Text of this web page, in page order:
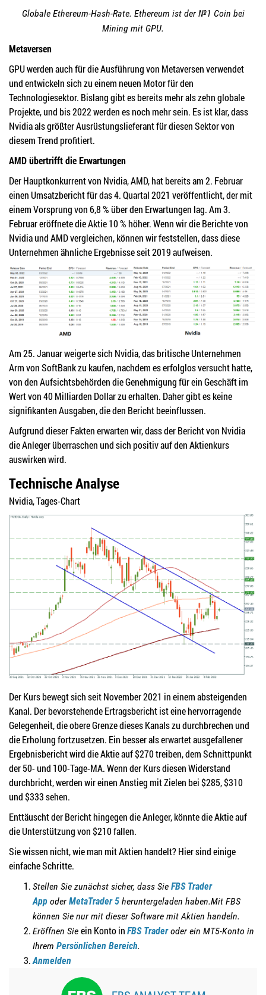
Globale Ethereum-Hash-Rate. Ethereum ist der №1 Coin bei
Mining mit GPU.
Metaversen
GPU werden auch für die Ausführung von Metaversen verwendet
und entwickeln sich zu einem neuen Motor für den
Technologiesektor. Bislang gibt es bereits mehr als zehn globale
Projekte, und bis 2022 werden es noch mehr sein. Es ist klar, dass
Nvidia als größter Ausrüstungslieferant für diesen Sektor von
diesem Trend profitiert.
AMD übertrifft die Erwartungen
Der Hauptkonkurrent von Nvidia, AMD, hat bereits am 2. Februar
einen Umsatzbericht für das 4. Quartal 2021 veröffentlicht, der mit
einem Vorsprung von 6,8 % über den Erwartungen lag. Am 3.
Februar eröffnete die Aktie 10 % höher. Wenn wir die Berichte von
Nvidia und AMD vergleichen, können wir feststellen, dass diese
Unternehmen ähnliche Ergebnisse seit 2019 aufweisen.
Am 25. Januar weigerte sich Nvidia, das britische Unternehmen
Arm von SoftBank zu kaufen, nachdem es erfolglos versucht hatte,
von den Aufsichtsbehörden die Genehmigung für ein Geschäft im
Wert von 40 Milliarden Dollar zu erhalten. Daher gibt es keine
signifikanten Ausgaben, die den Bericht beeinflussen.
Aufgrund dieser Fakten erwarten wir, dass der Bericht von Nvidia
die Anleger überraschen und sich positiv auf den Aktienkurs
auswirken wird.
Technische Analyse
Nvidia, Tages-Chart
Der Kurs bewegt sich seit November 2021 in einem absteigenden
Kanal. Der bevorstehende Ertragsbericht ist eine hervorragende
Gelegenheit, die obere Grenze dieses Kanals zu durchbrechen und
die Erholung fortzusetzen. Ein besser als erwartet ausgefallener
Ergebnisbericht wird die Aktie auf $270 treiben, dem Schnittpunkt
der 50- und 100-Tage-MA. Wenn der Kurs diesen Widerstand
durchbricht, werden wir einen Anstieg mit Zielen bei $285, $310
und $333 sehen.
Enttäuscht der Bericht hingegen die Anleger, könnte die Aktie auf
die Unterstützung von $210 fallen.
Sie wissen nicht, wie man mit Aktien handelt? Hier sind einige
einfache Schritte.
Stellen Sie zunächst sicher, dass Sie FBS Trader
App oder MetaTrader 5 heruntergeladen haben.Mit FBS
können Sie nur mit dieser Software mit Aktien handeln.
Eröffnen Sie ein Konto in FBS Trader oder ein MT5-Konto in
Ihrem Persönlichen Bereich.
Anmelden